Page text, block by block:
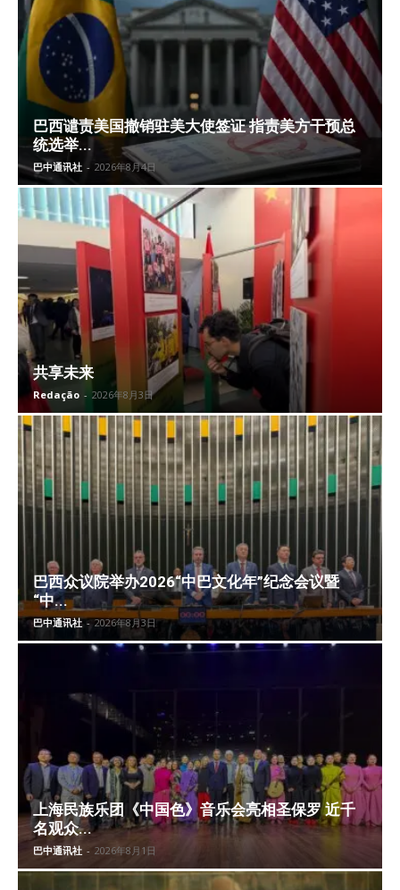
巴西谴责美国撤销驻美大使签证 指责美方干预总
统选举...
巴中通讯社 - 2026年8月4日
共享未来
Redação - 2026年8月3日
巴西众议院举办2026“中巴文化年”纪念会议暨
“中...
巴中通讯社 - 2026年8月3日
上海民族乐团《中国色》音乐会亮相圣保罗 近千
名观众...
巴中通讯社 - 2026年8月1日